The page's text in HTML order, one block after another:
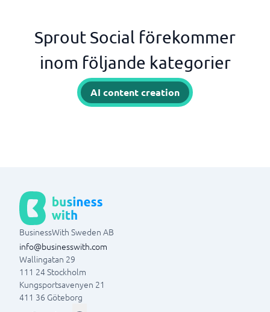
Sprout Social förekommer
inom följande kategorier
AI content creation
BusinessWith Sweden AB
info@businesswith.com
Wallingatan 29
111 24Stockholm
Kungsportsavenyen 21
411 36 Göteborg